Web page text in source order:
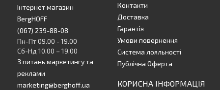
Інтернет магазин
BergHOFF
(067) 239-88-08
Пн-Пт 09.00 - 19.00
Сб-Нд 10.00 – 19.00
З питань маркетингу та
реклами
marketing@berghoff.ua
Контакти
Доставка
Гарантія
Умови повернення
Система лояльності
Публічна Оферта
КОРИСНА ІНФОРМАЦІЯ